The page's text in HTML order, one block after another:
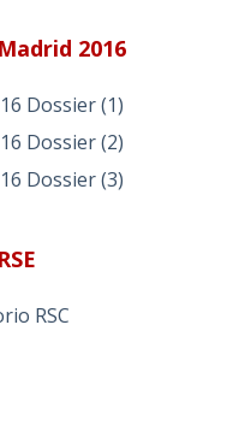
2016
Dossier (1)
Dossier (2)
Dossier (3)
RSC